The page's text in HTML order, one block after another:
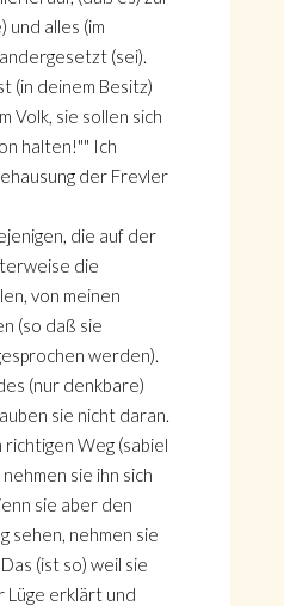
und alles (im
(sei).
(in deinem Besitz)
Volk, sie sollen sich
halten!"" Ich
der Frevler
die auf der
die
von meinen
(so daß sie
werden).
(nur denkbare)
sie nicht daran.
Weg (sabiel
sie ihn sich
sie aber den
sehen, nehmen sie
(ist so) weil sie
Lüge erklärt und